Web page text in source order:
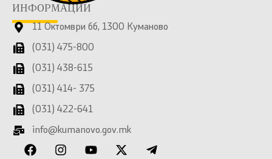
ИНФОРМАЦИИ
11 Октомври бб, 1300 Куманово
(031) 475-800
(031) 438-615
(031) 414- 375
(031) 422-641
info@kumanovo.gov.mk